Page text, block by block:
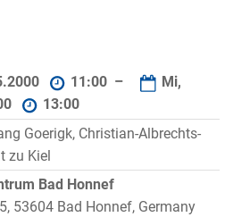
11:00 –
Mi,
13:00
Goerigk, Christian-Albrechts-
zu Kiel
Bad Honnef
53604 Bad Honnef, Germany